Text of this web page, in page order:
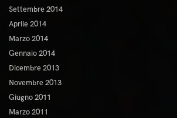
Settembre 2014
Aprile 2014
Marzo 2014
Gennaio 2014
Dicembre 2013
Novembre 2013
Giugno 2011
Marzo 2011